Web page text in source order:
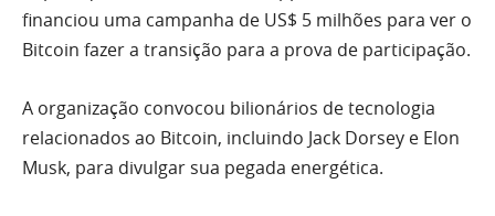
financiou uma campanha de US$ 5 milhões para ver o
Bitcoin fazer a transição para a prova de participação.
A organização convocou bilionários de tecnologia
relacionados ao Bitcoin, incluindo Jack Dorsey e Elon
Musk, para divulgar sua pegada energética.